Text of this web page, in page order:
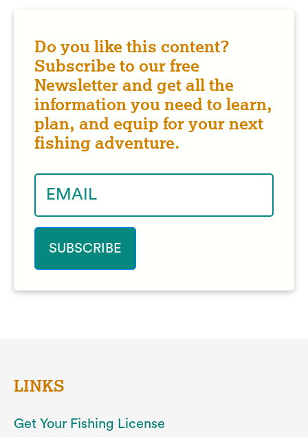
Do you like this content?
Subscribe to our free
Newsletter and get all the
information you need to learn,
plan, and equip for your next
fishing adventure.
LINKS
Get Your Fishing License